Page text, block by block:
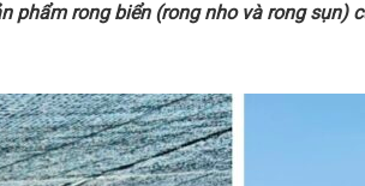
phẩm rong biển (rong nho và rong sụn)